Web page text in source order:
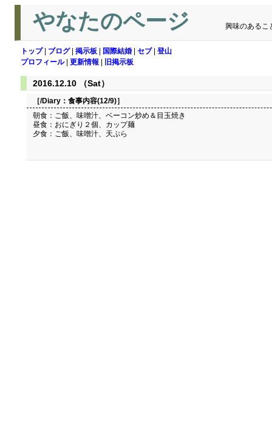
やなたのページ 興味のあるこ
トップ| ブログ| 掲示板 国際結婚 セブ| 登山
プロフィール| 更新情報 旧掲示板
2016.12.10 （Sat）
［/Diary： 食事内容(12/9)］
朝食：ご飯、味噌汁、ベーコン炒め＆目玉焼き
昼食：おにぎり２個、カップ麺
夕食：ご飯、味噌汁、天ぷら